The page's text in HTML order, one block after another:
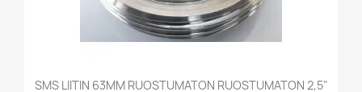
SMS LIITIN 63MM RUOSTUMATON RUOSTUMATON 2,5"